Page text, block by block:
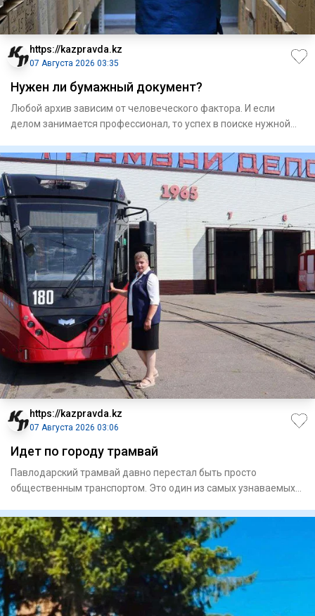
https://kazpravda.kz
07 Августа 2026 03:35
Нужен ли бумажный документ?
Любой архив зависим от человеческого фактора. И если
делом занимается профессионал, то успех в поиске нужной
https://kazpravda.kz
07 Августа 2026 03:06
Идет по городу трамвай
Павлодарский трамвай давно перестал быть просто
общественным транспортом. Это один из самых узнаваемых